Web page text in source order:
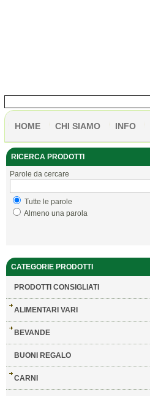
HOME CHI SIAMO INFO
RICERCA PRODOTTI
Parole da cercare
Tutte le parole
Almeno una parola
CATEGORIE PRODOTTI
PRODOTTI CONSIGLIATI
ALIMENTARI VARI
BEVANDE
BUONI REGALO
CARNI